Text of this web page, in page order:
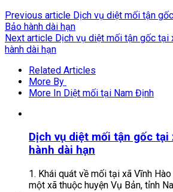
Previous article Dịch vụ diệt mối tận
Bảo hành dài hạn
Next article Dịch vụ diệt mối tận gốc tại
hành dài hạn
Related Articles
More By
More In Diệt mối tại Nam Định
Dịch vụ diệt mối tận gốc tại
hành dài hạn
1. Khái quát về mối tại xã Vĩnh
một xã thuộc huyện Vụ Bản, tỉnh